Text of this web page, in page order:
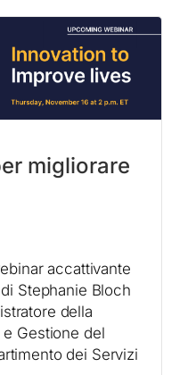
migliorare
accattivante
Stephanie Bloch
della
Gestione del
dei Servizi